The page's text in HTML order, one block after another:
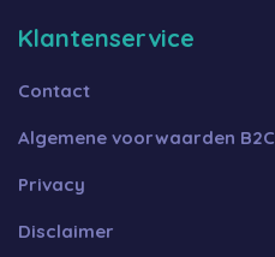
Klantenservice
Contact
Algemene voorwaarden B2C
Privacy
Disclaimer